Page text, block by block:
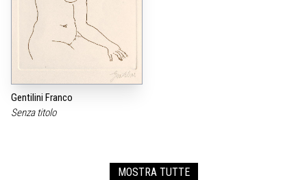
Gentilini Franco
Senza titolo
MOSTRA TUTTE